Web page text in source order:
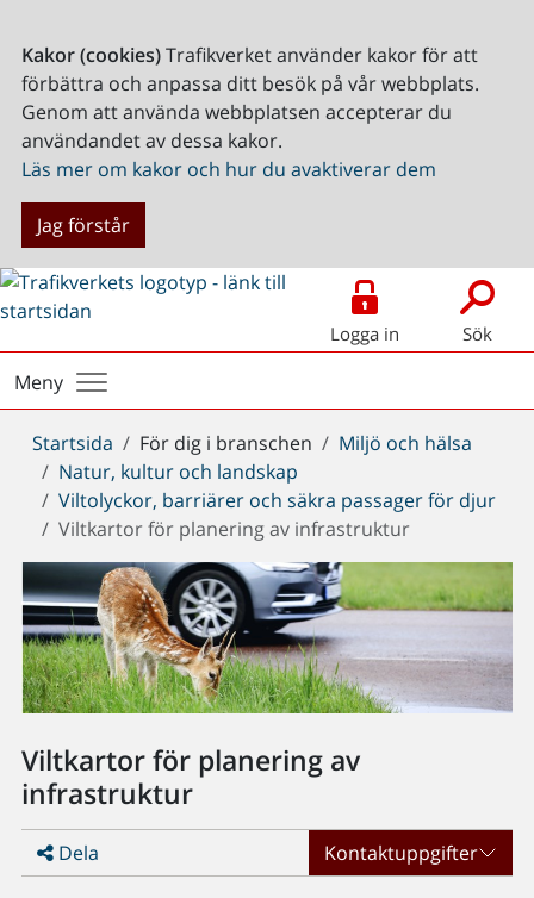
Kakor (cookies)Trafikverket använder kakor för att
förbättra och anpassa ditt besök på vår webbplats.
Genom att använda webbplatsen accepterar du
användandet av dessa kakor.
Läs mer om kakor och hur du avaktiverar dem
Jag förstår
Logga in Sök
Meny
Du
är
här:
Startsida För dig i branschen
Miljö och hälsa
Natur, kultur och landskap
Viltolyckor, barriärer och säkra passager för djur
Viltkartor för planering av infrastruktur
Viltkartor för planering av
infrastruktur
Dela Kontaktuppgifter